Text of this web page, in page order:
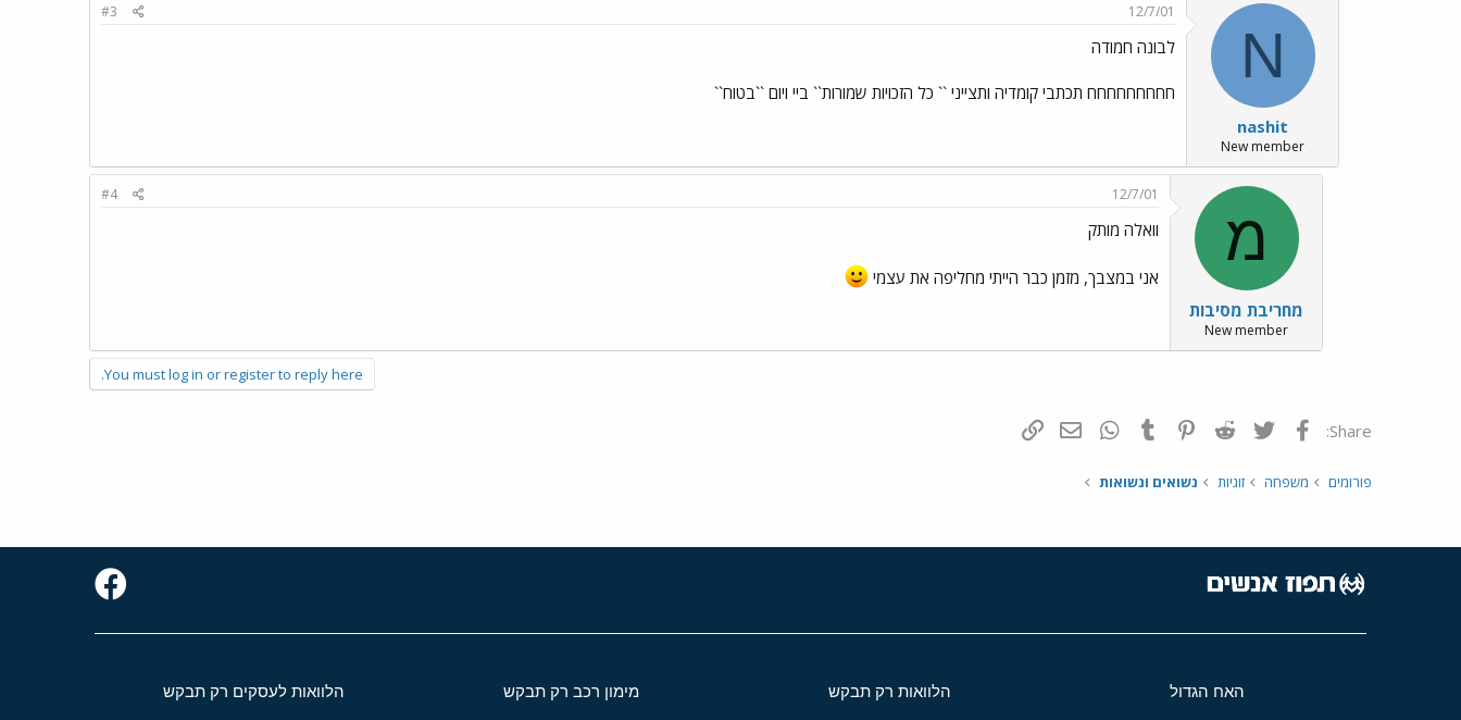
N
nashit
New member
12/7/01
#3
לבונה חמודה
חחחחחחחחח תכתבי קומדיה ותצייני `` כל הזכויות שמורות`` ביי ויום ``בטוח``
מ
מחריבת מסיבות
New member
12/7/01
#4
וואלה מותק
אני במצבך, מזמן כבר הייתי מחליפה את עצמי
You must log in or register to reply here.
Share: פייסבוק Twitter
Reddit
Pinterest
Tumblr
WhatsAppדואר אלקטרוני
פורומים משפחה זוגיות נשואים ונשואות
האח הגדול הלוואות רק תבקש מימון רכב רק תבקש הלוואות לעסקים רק תבקש